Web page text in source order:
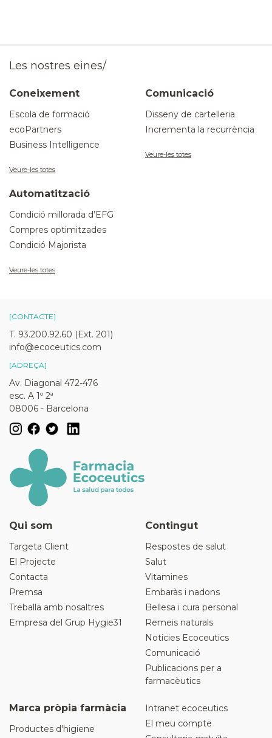
Les nostres eines/
Coneixement
Escola de formació
ecoPartners
Business Intelligence
Veure-les totes
Comunicació
Disseny de cartelleria
Incrementa la recurrència
Veure-les totes
Automatització
Condició millorada d’EFG
Compres optimitzades
Condició Majorista
Veure-les totes
[CONTACTE]
T. 93.200.92.60 (Ext. 201)
info@ecoceutics.com
[ADREÇA]
Av. Diagonal 472-476
esc. A 1º 2ª
08006 - Barcelona
Qui som
Targeta Client
El Projecte
Contacta
Premsa
Treballa amb nosaltres
Empresa del Grup Hygie31
Contingut
Respostes de salut
Salut
Vitamines
Embaràs i nadons
Bellesa i cura personal
Remeis naturals
Noticies Ecoceutics
Comunicació
Publicacions per a
farmacèutics
Marca pròpia farmàcia
Productes d'higiene
Intranet ecoceutics
El meu compte